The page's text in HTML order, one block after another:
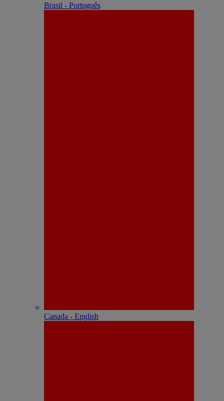
Brasil - Português
Canada - English